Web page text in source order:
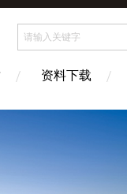
资料下载